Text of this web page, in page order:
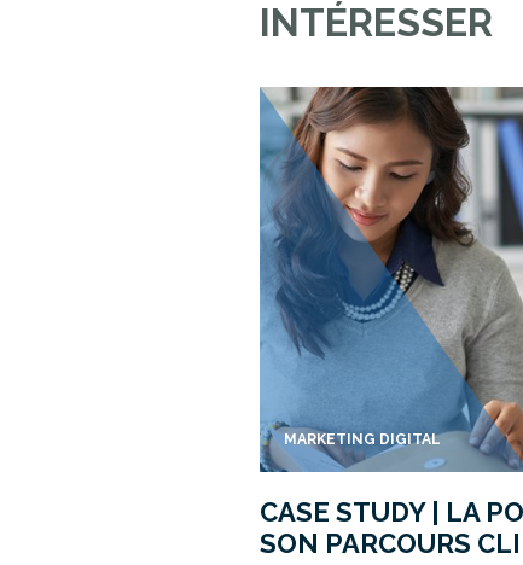
INTÉRESSER
MARKETING DIGITAL
CASE STUDY | LA
SON PARCOURS